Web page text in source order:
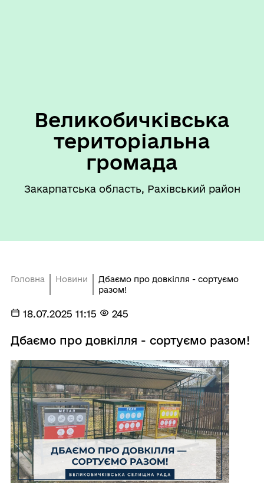
Великобичківська
територіальна
громада
Закарпатська область, Рахівський район
Головна Новини
Дбаємо про довкілля - сортуємо
разом!
18.07.2025 11:15 245
Дбаємо про довкілля - сортуємо разом!